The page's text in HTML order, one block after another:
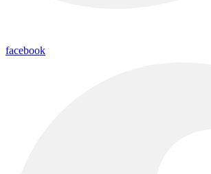
facebook